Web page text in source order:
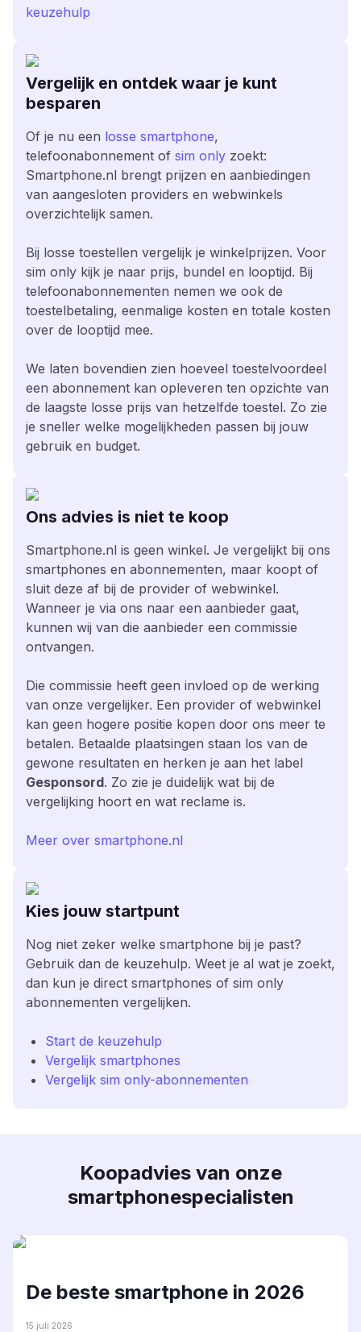
keuzehulp
Vergelijk en ontdek waar je kunt
besparen
Of je nu een losse smartphone,
telefoonabonnement of sim only zoekt:
Smartphone.nl brengt prijzen en aanbiedingen
van aangesloten providers en webwinkels
overzichtelijk samen.
Bij losse toestellen vergelijk je winkelprijzen. Voor
sim only kijk je naar prijs, bundel en looptijd. Bij
telefoonabonnementen nemen we ook de
toestelbetaling, eenmalige kosten en totale kosten
over de looptijd mee.
We laten bovendien zien hoeveel toestelvoordeel
een abonnement kan opleveren ten opzichte van
de laagste losse prijs van hetzelfde toestel. Zo zie
je sneller welke mogelijkheden passen bij jouw
gebruik en budget.
Ons advies is niet te koop
Smartphone.nl is geen winkel. Je vergelijkt bij ons
smartphones en abonnementen, maar koopt of
sluit deze af bij de provider of webwinkel.
Wanneer je via ons naar een aanbieder gaat,
kunnen wij van die aanbieder een commissie
ontvangen.
Die commissie heeft geen invloed op de werking
van onze vergelijker. Een provider of webwinkel
kan geen hogere positie kopen door ons meer te
betalen. Betaalde plaatsingen staan los van de
gewone resultaten en herken je aan het label
Gesponsord. Zo zie je duidelijk wat bij de
vergelijking hoort en wat reclame is.
Meer over smartphone.nl
Kies jouw startpunt
Nog niet zeker welke smartphone bij je past?
Gebruik dan de keuzehulp. Weet je al wat je zoekt,
dan kun je direct smartphones of sim only
abonnementen vergelijken.
Start de keuzehulp
Vergelijk smartphones
Vergelijk sim only-abonnementen
Koopadvies van onze
smartphonespecialisten
De beste smartphone in 2026
15 juli 2026